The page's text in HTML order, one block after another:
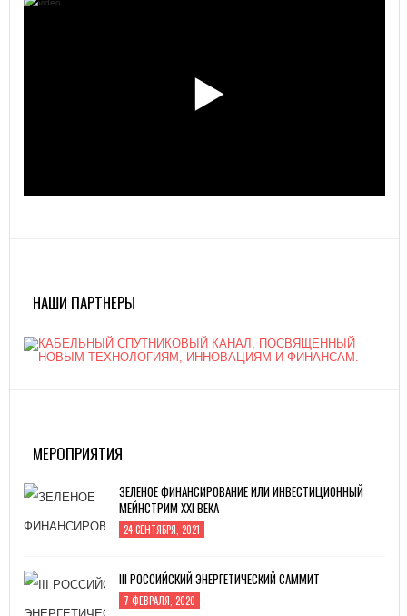
НАШИ ПАРТНЕРЫ
МЕРОПРИЯТИЯ
ЗЕЛЕНОЕ ФИНАНСИРОВАНИЕ ИЛИ ИНВЕСТИЦИОННЫЙ
МЕЙНСТРИМ XXI ВЕКА
24 СЕНТЯБРЯ, 2021
III РОССИЙСКИЙ ЭНЕРГЕТИЧЕСКИЙ САММИТ
7 ФЕВРАЛЯ, 2020